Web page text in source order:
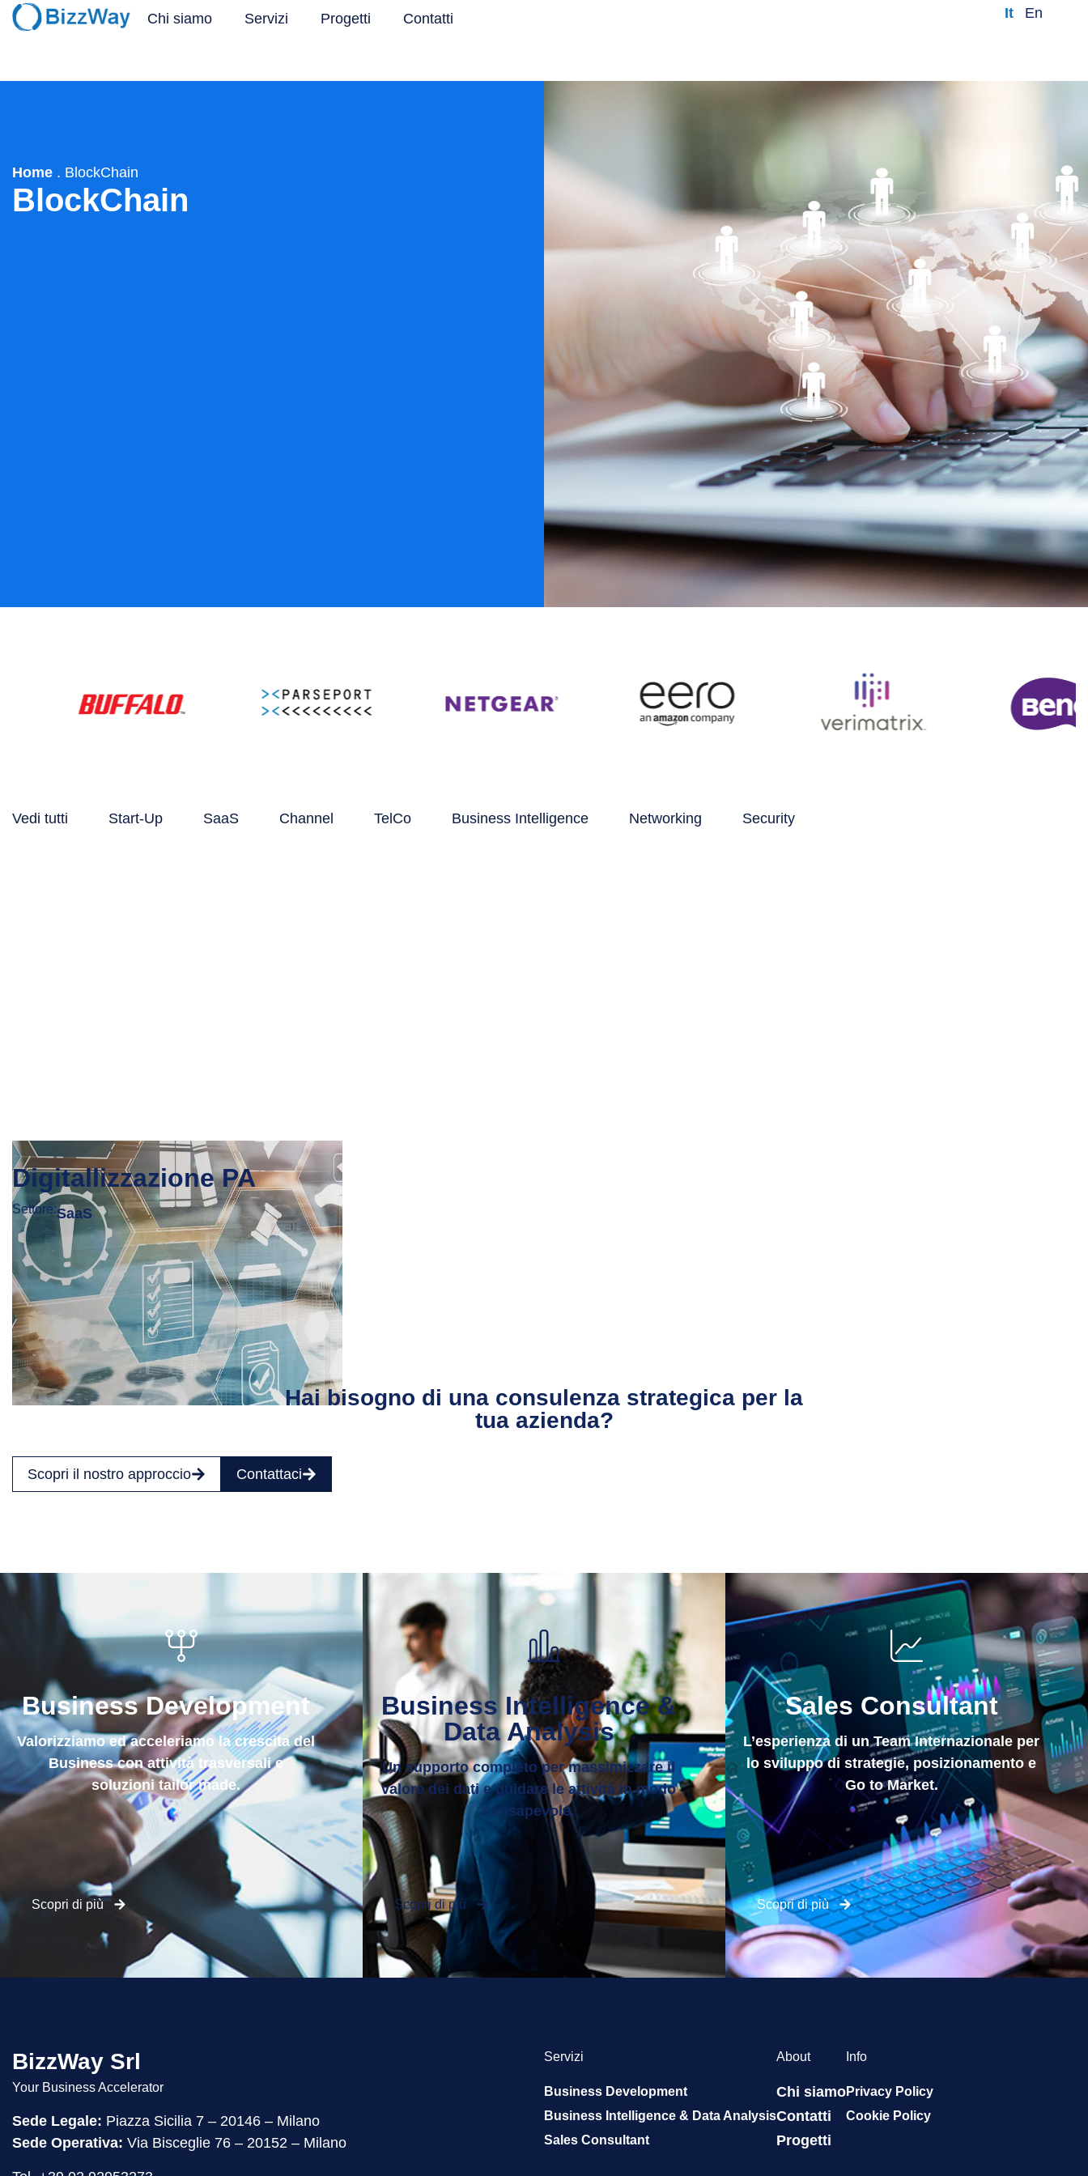
Chi siamo Servizi Progetti Contatti it en
Home . BlockChain
BlockChain
Vedi tutti Start-Up SaaS Channel TelCo Business Intelligence Networking Security
Digitallizzazione PA
Settore:SaaS
Hai bisogno di una consulenza strategica per la
tua azienda?
Scopri il nostro approccio Contattaci
Business Development
Valorizziamo ed acceleriamo la crescita del
Business con attività trasversali e
soluzioni tailor made.
Scopri di più
Business Intelligence &
Data Analysis
Un supporto completo per massimizzare il
valore dei dati e guidare le attività in modo
consapevole.
Scopri di più
Sales Consultant
L’esperienza di un Team Internazionale per
lo sviluppo di strategie, posizionamento e
Go to Market.
Scopri di più
BizzWay Srl
Your Business Accelerator
Sede Legale: Piazza Sicilia 7 – 20146 – Milano
Sede Operativa: Via Bisceglie 76 – 20152 – Milano
Servizi
Business Development
Business Intelligence & Data Analysis
Sales Consultant
About
Chi siamo
Contatti
Progetti
Info
Privacy Policy
Cookie Policy